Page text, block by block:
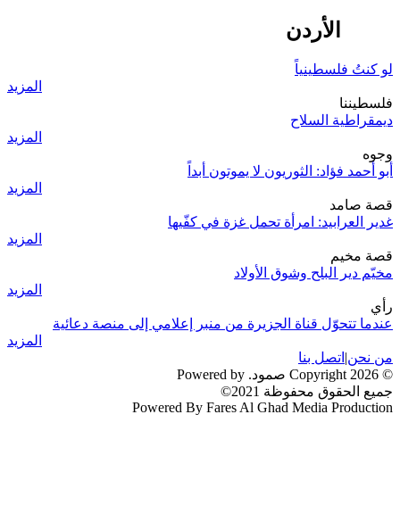
شرق الأردن
لو كنتُ فلسطينياً
المزيد
فلسطيننا
ديمقراطية السلاح
المزيد
وجوه
أبو أحمد فؤاد: الثوريون لا يموتون أبداً
المزيد
قصة صامد
غدير العرابيد: امرأة تحمل غزة في كفّيها
المزيد
قصة مخيم
مخيّم دير البلح وشوق الأولاد
المزيد
رأي
عندما تتحوّل قناة الجزيرة من منبر إعلامي إلى منصة دعائية
المزيد
من نحن| اتصل بنا
© 2026 Copyright صمود. Powered by
جميع الحقوق محفوظة 2021©
Powered By Fares Al Ghad Media Production